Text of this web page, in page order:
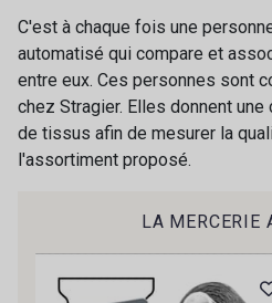
C'est à chaque fois une
automatisé qui compare et
entre eux. Ces personnes sont
chez Stragier. Elles donnent
de tissus afin de mesurer la
l'assortiment proposé.
LA MERCERIE